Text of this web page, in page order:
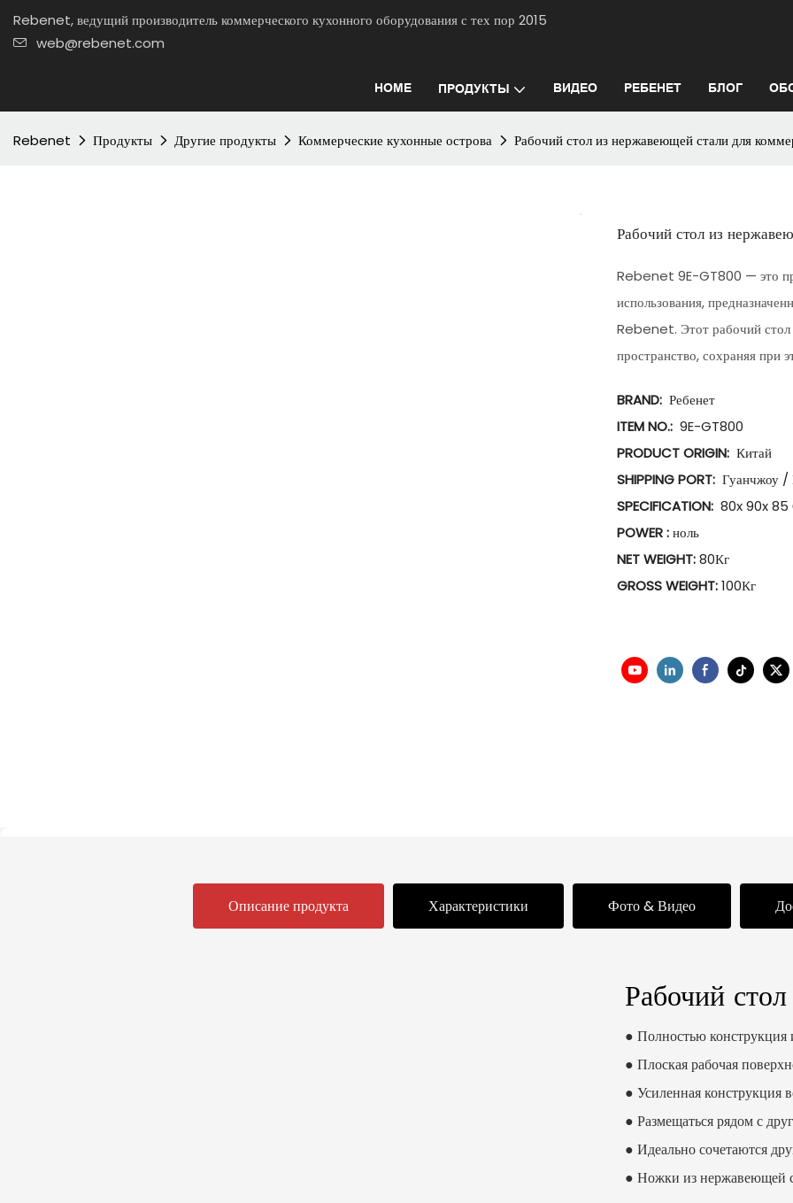
Rebenet, ведущий производитель коммерческого кухонного оборудования с тех пор 2015
web@rebenet.com
HOME ПРОДУКТЫ ВИДЕО РЕБЕНЕТ БЛОГ
Rebenet Продукты Другие продукты Коммерческие кухонные острова Рабочий стол из нержавеющей стали для
Рабочий стол из
Rebenet 9E-GT800 — это
использования,
Rebenet. Этот рабочий стол
пространство, сохраняя при
BRAND: Ребенет
ITEM NO.: 9E-GT800
PRODUCT ORIGIN: Китай
SHIPPING PORT: Гуанчжоу /
SPECIFICATION: 80x 90x
POWER :ноль
NET WEIGHT:80Кг
GROSS WEIGHT:100Кг
Описание продукта Характеристики Фото & Видео
Рабочий стол
● Полностью
● Плоская рабочая
● Усиленная конструкция
● Размещаться рядом с
● Идеально сочетаются
● Ножки из нержавеющей